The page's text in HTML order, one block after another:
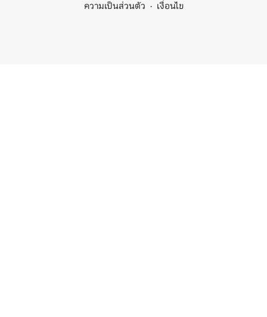
ความเป็นส่วนตัว
เงื่อนไข